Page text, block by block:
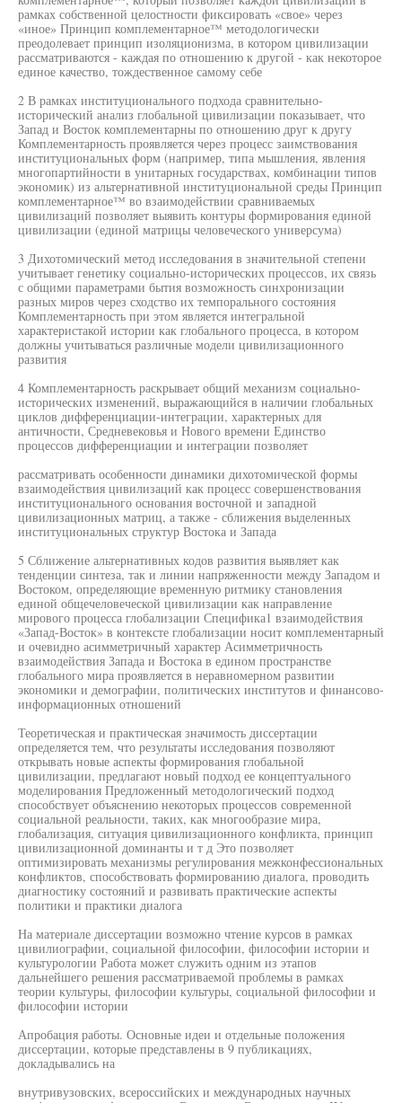
рамках собственной целостности фиксировать «свое» через
«иное» Принцип комплементарное™ методологически
преодолевает принцип изоляционизма, в котором цивилизации
рассматриваются - каждая по отношению к другой - как некоторое
единое качество, тождественное самому себе
2 В рамках институционального подхода сравнительно-
исторический анализ глобальной цивилизации показывает, что
Запад и Восток комплементарны по отношению друг к другу
Комплементарность проявляется через процесс заимствования
институциональных форм (например, типа мышления, явления
многопартийности в унитарных государствах, комбинации типов
экономик) из альтернативной институциональной среды Принцип
комплементарное™ во взаимодействии сравниваемых
цивилизаций позволяет выявить контуры формирования единой
цивилизации (единой матрицы человеческого универсума)
3 Дихотомический метод исследования в значительной степени
учитывает генетику социально-исторических процессов, их связь
с общими параметрами бытия возможность синхронизации
разных миров через сходство их темпорального состояния
Комплементарность при этом является интегральной
характеристакой истории как глобального процесса, в котором
должны учитываться различные модели цивилизационного
развития
4 Комплементарность раскрывает общий механизм социально-
исторических изменений, выражающийся в наличии глобальных
циклов дифференциации-интеграции, характерных для
античности, Средневековья и Нового времени Единство
процессов дифференциации и интеграции позволяет
рассматривать особенности динамики дихотомической формы
взаимодействия цивилизаций как процесс совершенствования
институционального основания восточной и западной
цивилизационных матриц, а также - сближения выделенных
институциональных структур Востока и Запада
5 Сближение альтернативных кодов развития выявляет как
тенденции синтеза, так и линии напряженности между Западом и
Востоком, определяющие временную ритмику становления
единой общечеловеческой цивилизации как направление
мирового процесса глобализации Специфика1 взаимодействия
«Запад-Восток» в контексте глобализации носит комплементарный
и очевидно асимметричный характер Асимметричность
взаимодействия Запада и Востока в едином пространстве
глобального мира проявляется в неравномерном развитии
экономики и демографии, политических институтов и финансово-
информационных отношений
Теоретическая и практическая значимость диссертации
определяется тем, что результаты исследования позволяют
открывать новые аспекты формирования глобальной
цивилизации, предлагают новый подход ее концептуального
моделирования Предложенный методологический подход
способствует объяснению некоторых процессов современной
социальной реальности, таких, как многообразие мира,
глобализация, ситуация цивилизационного конфликта, принцип
цивилизационной доминанты и т д Это позволяет
оптимизировать механизмы регулирования межконфессиональных
конфликтов, способствовать формированию диалога, проводить
диагностику состояний и развивать практические аспекты
политики и практики диалога
На материале диссертации возможно чтение курсов в рамках
цивилиографии, социальной философии, философии истории и
культурологии Работа может служить одним из этапов
дальнейшего решения рассматриваемой проблемы в рамках
теории культуры, философии культуры, социальной философии и
философии истории
Апробация работы. Основные идеи и отдельные положения
диссертации, которые представлены в 9 публикациях,
докладывались на
внутривузовских, всероссийских и международных научных